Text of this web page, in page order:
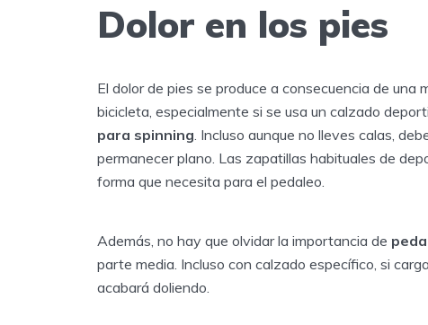
Dolor en los pies
El dolor de pies se produce a consecuencia de una
bicicleta, especialmente si se usa un calzado
para spinning . Incluso aunque no lleves calas,
permanecer plano. Las zapatillas habituales de
forma que necesita para el pedaleo.
Además, no hay que olvidar la importancia de
parte media. Incluso con calzado específico, si
acabará doliendo.